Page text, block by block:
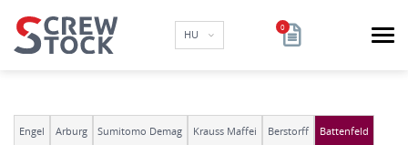
HU
Engel Arburg Sumitomo Demag Krauss Maffei Berstorff Battenfeld